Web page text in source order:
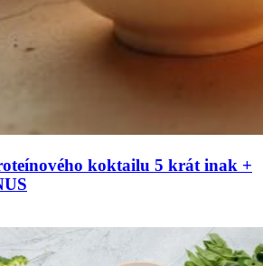
koktailu 5 krát inak +